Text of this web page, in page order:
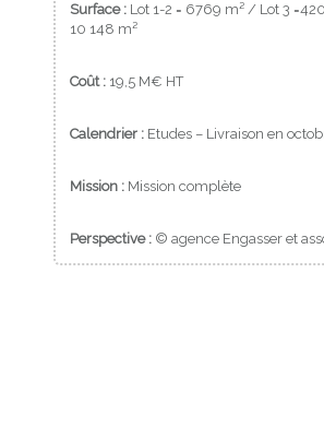
Surface : Lot 1-2 = 6769 m² / Lot 3
10 148 m²
Coût : 19,5 M€ HT
Calendrier :Etudes – Livraison en
Mission :Mission complète
Perspective :© agence Engasser et